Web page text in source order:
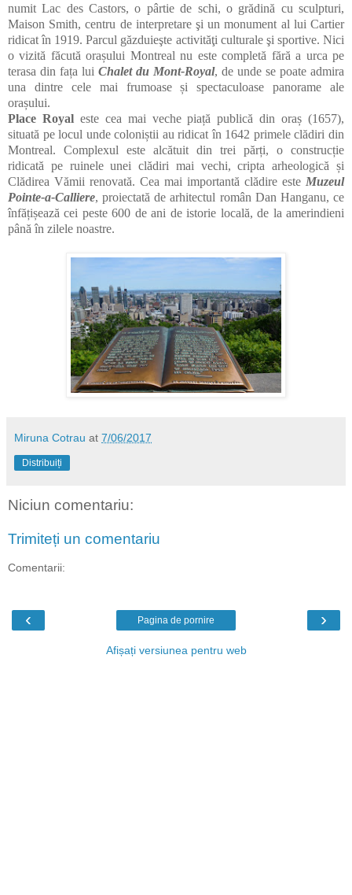
numit Lac des Castors, o pârtie de schi, o grădină cu sculpturi,
Maison Smith, centru de interpretare şi un monument al lui Cartier
ridicat în 1919. Parcul găzduieşte activităţi culturale şi sportive. Nici
o vizită făcută orașului Montreal nu este completă fără a urca pe
terasa din fața lui Chalet du Mont-Royal, de unde se poate admira
una dintre cele mai frumoase și spectaculoase panorame ale
orașului.
Place Royaleste cea mai veche piață publică din oraș (1657),
situată pe locul unde coloniștii au ridicat în 1642 primele clădiri din
Montreal. Complexul este alcătuit din trei părți, o construcție
ridicată pe ruinele unei clădiri mai vechi, cripta arheologică și
Clădirea Vămii renovată. Cea mai importantă clădire este Muzeul
Pointe-a-Calliere, proiectată de arhitectul român Dan Hanganu, ce
înfățișează cei peste 600 de ani de istorie locală, de la amerindieni
până în zilele noastre.
Miruna Cotrau at 7/06/2017
Distribuiți
Niciun comentariu:
Trimiteți un comentariu
Comentarii:
‹ ›
Pagina de pornire
Afișați versiunea pentru web